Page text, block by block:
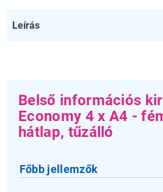
Leírás
Belső információs
Economy 4 x A4 -
hátlap, tűzálló
Főbb jellemzők